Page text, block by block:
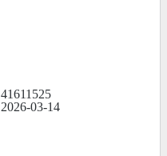
41611525
2026-03-14